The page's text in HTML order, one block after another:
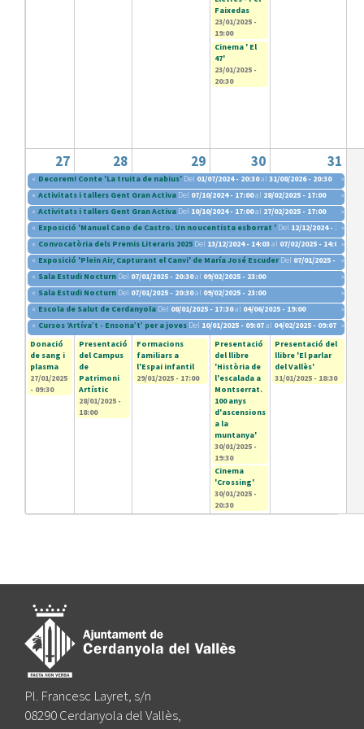
Faixedas
23/01/2025 -
19:00
Cinema ' El
47'
23/01/2025 -
20:30
27 28 29 30 31
« Decorem! Conte 'La truita de nabius' Del 01/07/2024 - 20:30al 31/08/2026 - 20:30
»
« Activitats i tallers Gent Gran Activa Del 07/10/2024 - 17:00al 28/02/2025 - 17:00
»
« Activitats i tallers Gent Gran Activa Del 10/10/2024 - 17:00al 27/02/2025 - 17:00
»
« Exposició 'Manuel Cano de Castro. Un noucentista esborrat ' Del 12/12/2024 - 19:00
»
« Convocatòria dels Premis Literaris 2025 Del 13/12/2024 - 14:03al 07/02/2025 - 14:03»
« Exposició 'Plein Air, Capturant el Canvi' de María José Escuder Del 07/01/2025 - 09:00
»
« Sala Estudi Nocturn Del 07/01/2025 - 20:30al 09/02/2025 - 23:00
»
« Sala Estudi Nocturn Del 07/01/2025 - 20:30al 09/02/2025 - 23:00
»
« Escola de Salut de Cerdanyola Del 08/01/2025 - 17:30al 04/06/2025 - 19:00
»
« Cursos ‘Artíva’t - Ensona’t’ per a joves Del 10/01/2025 - 09:07al 04/02/2025 - 09:07 »
Donació
de sang i
plasma
27/01/2025
- 09:30
Presentació
del Campus
de
Patrimoni
Artístic
28/01/2025 -
18:00
Formacions
familiars a
l'Espai infantil
29/01/2025 - 17:00
Presentació
del llibre
'Història de
l'escalada a
Montserrat.
100 anys
d'ascensions
a la
muntanya'
30/01/2025 -
19:30
Cinema
'Crossing'
30/01/2025 -
20:30
Presentació del
llibre 'El parlar
del Vallès'
31/01/2025 - 18:30
Pl. Francesc Layret, s/n
08290 Cerdanyola del Vallès,